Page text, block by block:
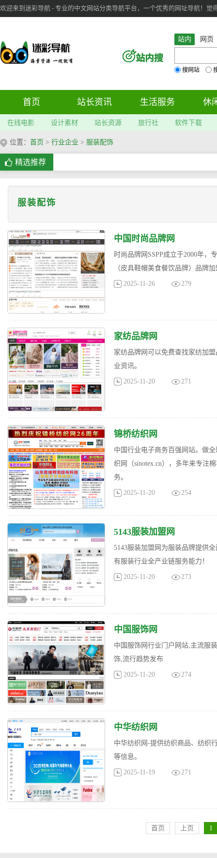
欢迎来到迷彩导航 - 专业的中文网站分类导航平台，一个优秀的网址导航！觉
站内 网页
搜网站
首页 站长资讯 生活服务 休
在线电影 设计素材 站长资源 旅行社 软件下载
位置： 首页 > 行业企业 > 服装配饰
精选推荐
服装配饰
中国时尚品牌网
时尚品牌网SSPP成立于2000年
（皮具鞋帽美食餐饮品牌）品牌
2025-11-26 279
家纺品牌网
家纺品牌网可以免费查找家纺加
业资讯。
2025-11-20 271
锦桥纺织网
中国行业电子商务百强网站。做
织网（sinotex.cn），多年来专注
务。
2025-11-20 254
5143服装加盟网
5143服装加盟网为服装品牌提供
有服装行业全产业链服务能力！
2025-11-20 273
中国服饰网
中国服饰网行业门户网站,主流服
饰,流行趋势发布
2025-11-20 274
中华纺织网
中华纺织网-提供纺织商品、纺织
等信息。
2025-11-19 271
首页 上页 1